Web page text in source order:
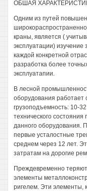
ОБШАЯ
Одним из путей
краны, является (
эксплуатации)
каждой конкретной
разработка более
эксплуатапии.
В лесной
оборудования работает
грузоподъемность: 10-
технического
данного оборудования.
первые усталостные
среднем через 12 лет.
затратам на дорогие
Преждевременно
элементы
ригелем. Эти элементы,